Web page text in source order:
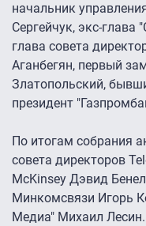
начальник
Сергейчук, экс-
глава совета
Аганбегян, первый
Златопольский,
президент
По итогам собрания
совета директоров
McKinsey Дэвид
Минкомсвязи Игорь
Медиа" Михаил Лесин.